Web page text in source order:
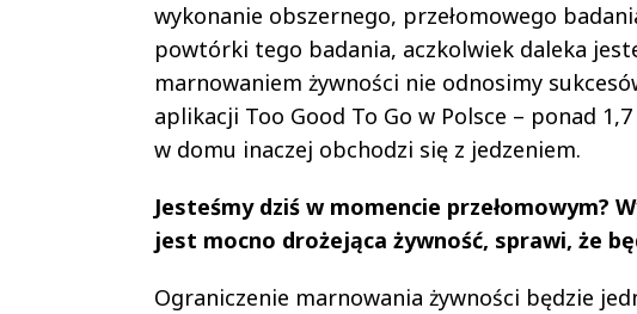
wykonanie obszernego, przełomowego
powtórki tego badania, aczkolwiek daleka
marnowaniem żywności nie odnosimy
aplikacji Too Good To Go w Polsce – ponad
w domu inaczej obchodzi się z jedzeniem.
Jesteśmy dziś w momencie
jest mocno drożejąca żywność, sprawi, że
Ograniczenie marnowania żywności będzie